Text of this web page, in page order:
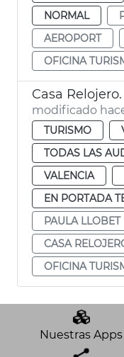
NORMAL
AEROPORT
OFICINA
Casa
modificado
TURISMO
TODAS LAS
VALENCIA
EN PORTADA
PAULA LLOBET
CASA
OFICINA
Nuestras Apps